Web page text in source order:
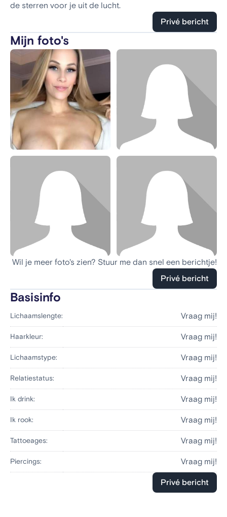
de sterren voor je uit de lucht.
Privé bericht
Mijn foto's
Wil je meer foto's zien? Stuur me dan snel een berichtje!
Privé bericht
Basisinfo
Lichaamslengte: Vraag mij!
Haarkleur: Vraag mij!
Lichaamstype: Vraag mij!
Relatiestatus: Vraag mij!
Ik drink: Vraag mij!
Ik rook: Vraag mij!
Tattoeages: Vraag mij!
Piercings: Vraag mij!
Privé bericht